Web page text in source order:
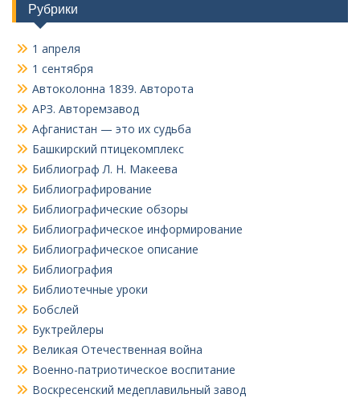
Рубрики
1 апреля
1 сентября
Автоколонна 1839. Авторота
АРЗ. Авторемзавод
Афганистан — это их судьба
Башкирский птицекомплекс
Библиограф Л. Н. Макеева
Библиографирование
Библиографические обзоры
Библиографическое информирование
Библиографическое описание
Библиография
Библиотечные уроки
Бобслей
Буктрейлеры
Великая Отечественная война
Военно-патриотическое воспитание
Воскресенский медеплавильный завод